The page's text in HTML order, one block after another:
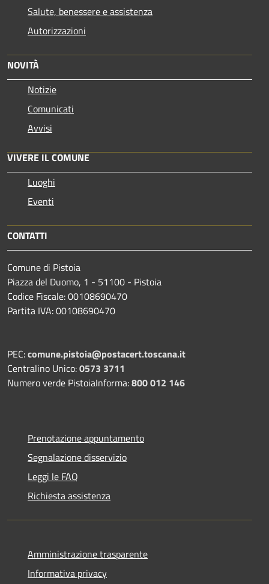
Salute, benessere e assistenza
Autorizzazioni
NOVITÀ
Notizie
Comunicati
Avvisi
VIVERE IL COMUNE
Luoghi
Eventi
CONTATTI
Comune di Pistoia
Piazza del Duomo, 1 - 51100 - Pistoia
Codice Fiscale: 00108690470
Partita IVA: 00108690470
PEC:comune.pistoia@postacert.toscana.it
Centralino Unico:0573 3711
Numero verde PistoiaInforma:800 012 146
Prenotazione appuntamento
Segnalazione disservizio
Leggi le FAQ
Richiesta assistenza
Amministrazione trasparente
Informativa privacy